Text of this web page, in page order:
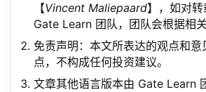
【Vincent Maliepaard】，如对
Gate Learn 团队，团队会根据相
免责声明：本文所表达的观点和
点，不构成任何投资建议。
文章其他语言版本由 Gate Learn